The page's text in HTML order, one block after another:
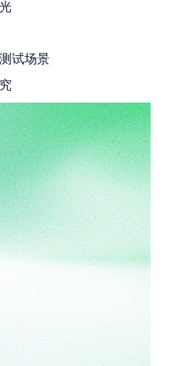
试场景